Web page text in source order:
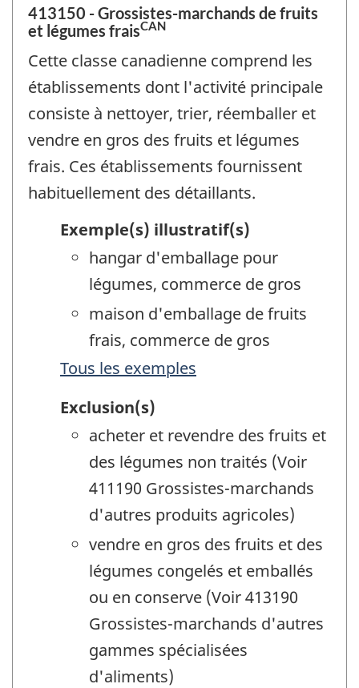
413150 - Grossistes-marchands de fruits
et légumes fraisCAN
Cette classe canadienne comprend les
établissements dont l'activité principale
consiste à nettoyer, trier, réemballer et
vendre en gros des fruits et légumes
frais. Ces établissements fournissent
habituellement des détaillants.
Exemple(s) illustratif(s)
hangar d'emballage pour
légumes, commerce de gros
maison d'emballage de fruits
frais, commerce de gros
Tous les exemples
Exclusion(s)
acheter et revendre des fruits et
des légumes non traités (Voir
411190 Grossistes-marchands
d'autres produits agricoles)
vendre en gros des fruits et des
légumes congelés et emballés
ou en conserve (Voir 413190
Grossistes-marchands d'autres
gammes spécialisées
d'aliments)